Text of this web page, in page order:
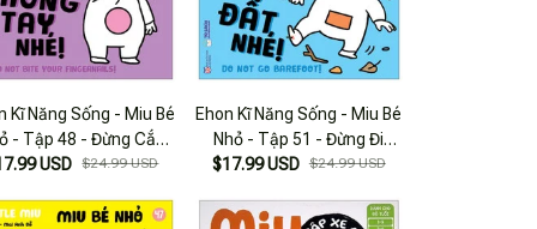
Kĩ Năng Sống - Miu Bé
- Tập 48 - Đừng Cắn
Móng Tay Nhé!
USD $24.99 USD
Ehon Kĩ Năng Sống - Miu Bé
Nhỏ - Tập 51 - Đừng Đi
Chân Đất Nhé!
$17.99 USD $24.99 USD